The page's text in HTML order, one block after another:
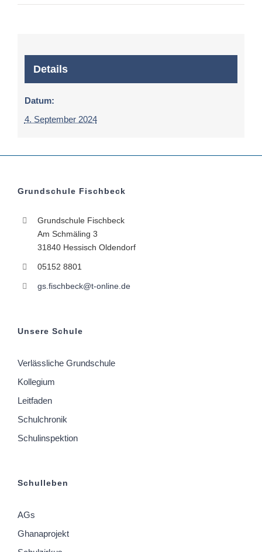
Details
Datum:
4. September 2024
Grundschule Fischbeck
Grundschule Fischbeck
Am Schmäling 3
31840 Hessisch Oldendorf
05152 8801
gs.fischbeck@t-online.de
Unsere Schule
Verlässliche Grundschule
Kollegium
Leitfaden
Schulchronik
Schulinspektion
Schulleben
AGs
Ghanaprojekt